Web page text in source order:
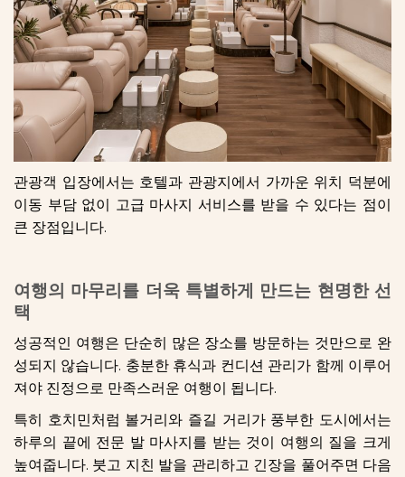
관광객 입장에서는 호텔과 관광지에서 가까운 위치 덕분에
이동 부담 없이 고급 마사지 서비스를 받을 수 있다는 점이
큰 장점입니다.
여행의 마무리를 더욱 특별하게 만드는 현명한 선
택
성공적인 여행은 단순히 많은 장소를 방문하는 것만으로 완
성되지 않습니다. 충분한 휴식과 컨디션 관리가 함께 이루어
져야 진정으로 만족스러운 여행이 됩니다.
특히 호치민처럼 볼거리와 즐길 거리가 풍부한 도시에서는
하루의 끝에 전문 발 마사지를 받는 것이 여행의 질을 크게
높여줍니다. 붓고 지친 발을 관리하고 긴장을 풀어주면 다음